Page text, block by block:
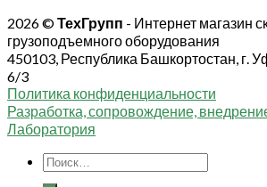
2026 ©ТехГрупп - Интернет магазин
грузоподъемного оборудования
450103, Республика Башкортостан, г.
6/3
Политика конфиденциальности
Разработка, сопровождение,
Лаборатория
Искать: